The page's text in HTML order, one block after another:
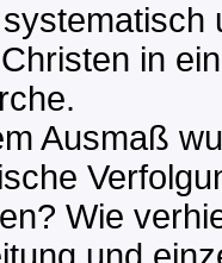
in
Ausmaß
Wie